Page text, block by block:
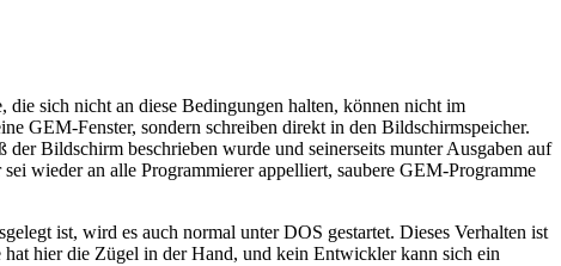
sich nicht an diese Bedingungen halten, können nicht im
GEM-Fenster, sondern schreiben direkt in den Bildschirmspeicher.
Bildschirm beschrieben wurde und seinerseits munter Ausgaben auf
wieder an alle Programmierer appelliert, saubere GEM-Programme
ist, wird es auch normal unter DOS gestartet. Dieses Verhalten ist
hier die Zügel in der Hand, und kein Entwickler kann sich ein